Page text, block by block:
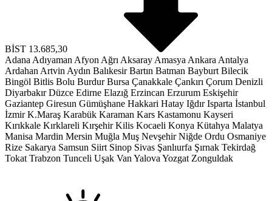
BİST 13.685,30
Adana Adıyaman Afyon Ağrı Aksaray Amasya Ankara Antalya
Ardahan Artvin Aydın Balıkesir Bartın Batman Bayburt Bilecik
Bingöl Bitlis Bolu Burdur Bursa Çanakkale Çankırı Çorum Denizli
Diyarbakır Düzce Edirne Elazığ Erzincan Erzurum Eskişehir
Gaziantep Giresun Gümüşhane Hakkari Hatay Iğdır Isparta İstanbul
İzmir K.Maraş Karabük Karaman Kars Kastamonu Kayseri
Kırıkkale Kırklareli Kırşehir Kilis Kocaeli Konya Kütahya Malatya
Manisa Mardin Mersin Muğla Muş Nevşehir Niğde Ordu Osmaniye
Rize Sakarya Samsun Siirt Sinop Sivas Şanlıurfa Şırnak Tekirdağ
Tokat Trabzon Tunceli Uşak Van Yalova Yozgat Zonguldak